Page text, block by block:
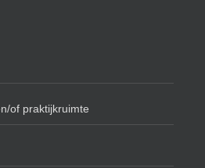
of praktijkruimte